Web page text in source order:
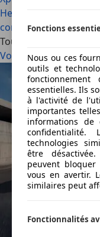
Hennessey Blackbird
comme les autres
Tous les articles
Voir tout
Fonctions
Nous ou ces
outils et
essentielles. Ils
à l'activité de
importantes
informations de
technologies
être
peuvent
vous en avertir.
similaires peut
Fonctionnalités